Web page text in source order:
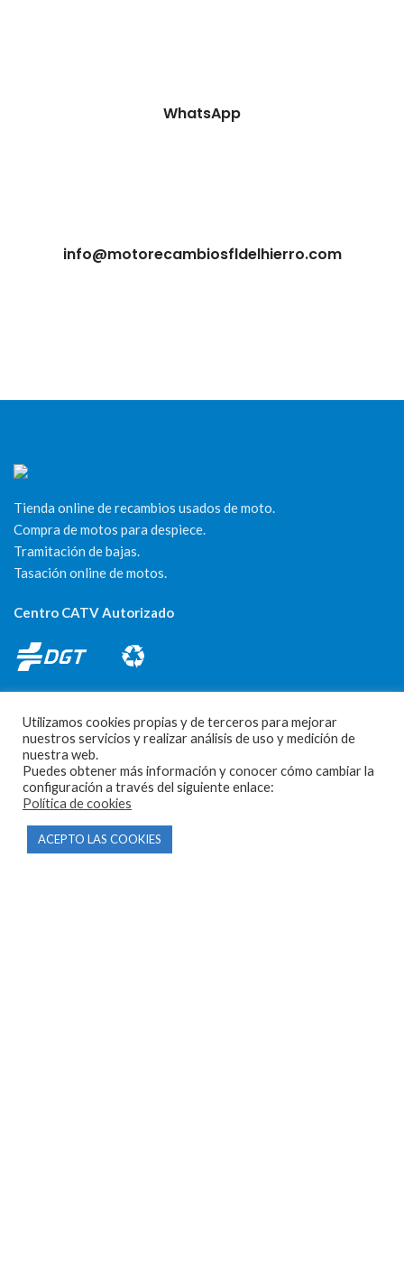
WhatsApp
info@motorecambiosfldelhierro.com
Tienda online de recambios usados de moto.
Compra de motos para despiece.
Tramitación de bajas.
Tasación online de motos.
Centro CATV Autorizado
CONTACTO
Parque Empresarial Las Condas , Nave 1
05440 Piedralaves-Ávila
Utilizamos cookies propias y de terceros para mejorar
nuestros servicios y realizar análisis de uso y medición de
nuestra web.
Puedes obtener más información y conocer cómo cambiar la
configuración a través del siguiente enlace:
Política de cookies
ACEPTO LAS COOKIES